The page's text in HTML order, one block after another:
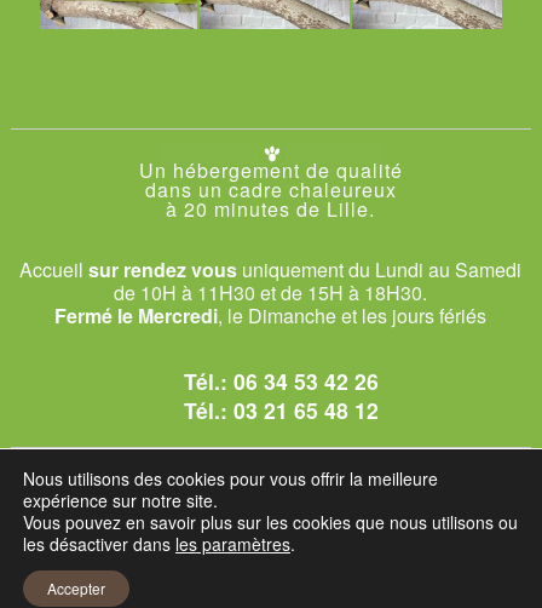
Un hébergement de qualité
dans un cadre chaleureux
à 20 minutes de Lille.
Accueilsur rendez vous uniquement du Lundi au Samedi
de 10H à 11H30 et de 15H à 18H30.
Fermé le Mercredi, le Dimanche et les jours fériés
Tél.:06 34 53 42 26
Tél.:03 21 65 48 12
© 2026 Le Club des Chats
1228 rue bataille - 62840 Sailly-sur-la-Lys.
Mentions légales et C.G.U
Nous utilisons des cookies pour vous offrir la meilleure
expérience sur notre site.
Vous pouvez en savoir plus sur les cookies que nous utilisons ou
les désactiver dans les paramètres.
Accepter